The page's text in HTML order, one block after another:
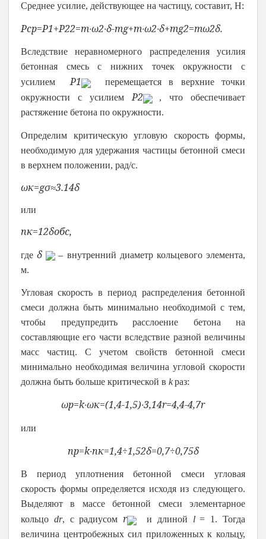
Среднее усилие, действующее на частицу, составит, Н:
Pср=P1+P22=m∙ω2∙δ-mg+m∙ω2∙δ+mg2=mω2δ.
Вследствие неравномерного распределения усилия
бетонная смесь с нижних точек окружности с
усилием P1
перемещается в верхние точки
окружности с усилием P2
, что обеспечивает
растяжение бетона по окружности.
Определим критическую угловую скорость формы,
необходимую для удержания частицы бетонной смеси
в верхнем положении, рад/с.
ωк=gσ≈3.14δ
или
nк=12δобс,
гдеδ
– внутренний диаметр кольцевого элемента,
м.
Угловая скорость в период распределения бетонной
смеси должна быть минимально необходимой с тем,
чтобы предупредить расслоение бетона на
составляющие его части вследствие разной величины
масс частиц. С учетом свойств бетонной смеси
минимально необходимая величина угловой скорости
должна быть больше критической в kраз:
ωр=k∙ωк=(1,4-1,5)∙3,14r=4,4-4,7r
или
nр=k∙nк=1,4÷1,52δ=0,7÷0,75δ
В период уплотнения бетонной смеси угловая
скорость формы определяется исходя из следующего.
Выделяют в массе бетонной смеси элементарное
кольцо dr, с радиусомr и длиной l = 1. Тогда
величина центробежных сил приложенных к кольцу,